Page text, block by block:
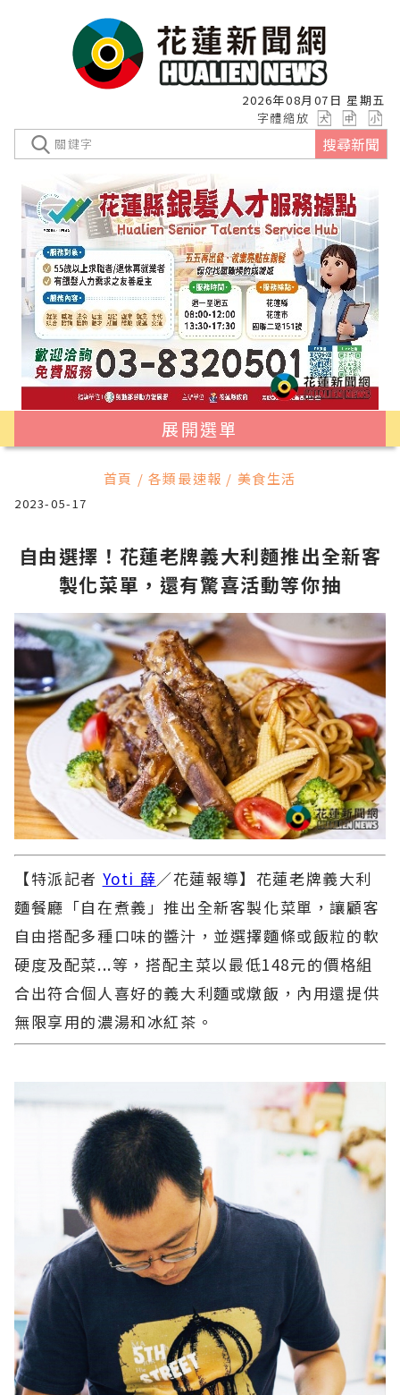
2026年08月07日 星期五
字體縮放
搜尋新聞
展開選單
首頁 / 各類最速報 / 美食生活
2023-05-17
自由選擇！花蓮老牌義大利麵推出全新客
製化菜單，還有驚喜活動等你抽
【特派記者 Yoti 薛／花蓮報導】花蓮老牌義大利
麵餐廳「自在煮義」推出全新客製化菜單，讓顧客
自由搭配多種口味的醬汁，並選擇麵條或飯粒的軟
硬度及配菜...等，搭配主菜以最低148元的價格組
合出符合個人喜好的義大利麵或燉飯，內用還提供
無限享用的濃湯和冰紅茶。